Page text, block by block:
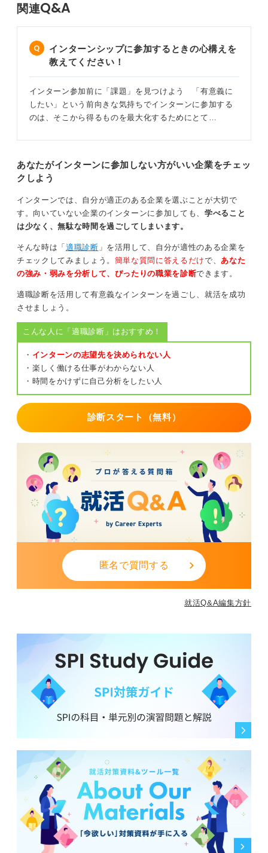
関連Q&A
インターンシップに参加するときの心構えを
教えてください！
インターン参加前に「課題」を見つけよう 「有意義に
したい」という前向きな気持ちでインターンに参加する
のは、そこから得るものを最大化するためにとて…
あなたがインターンに参加しない方がいい企業をチェッ
クしよう
インターンでは、自分が適正のある企業を選ぶことが大切で
す。向いていない企業のインターンに参加しても、 学べること
は少なく、無駄な時間を過ごしてしまいます。
そんな時は「 適職診断 」を活用して、自分が適性のある企業を
チェックしてみましょう。 簡単な質問に答えるだけで、あなた
の強み・弱みを分析して、ぴったりの職業を診断できます。
適職診断を活用して有意義なインターンを過ごし、就活を成功
させましょう。
こんな人に「適職診断」はおすすめ！
・ インターンの志望先を決められない人
・楽しく働ける仕事がわからない人
・時間をかけずに自己分析をしたい人
診断スタート（無料）
匿名で質問する
就活Q&A編集方針